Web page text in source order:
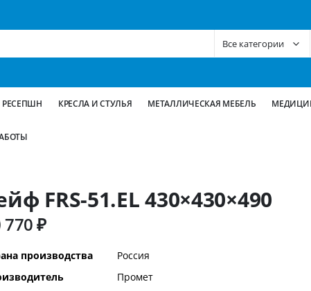
РЕСЕПШН КРЕСЛА И СТУЛЬЯ МЕТАЛЛИЧЕСКАЯ МЕБЕЛЬ
FRS-51.EL 430×430×490
770 ₽
производства
Россия
Промет